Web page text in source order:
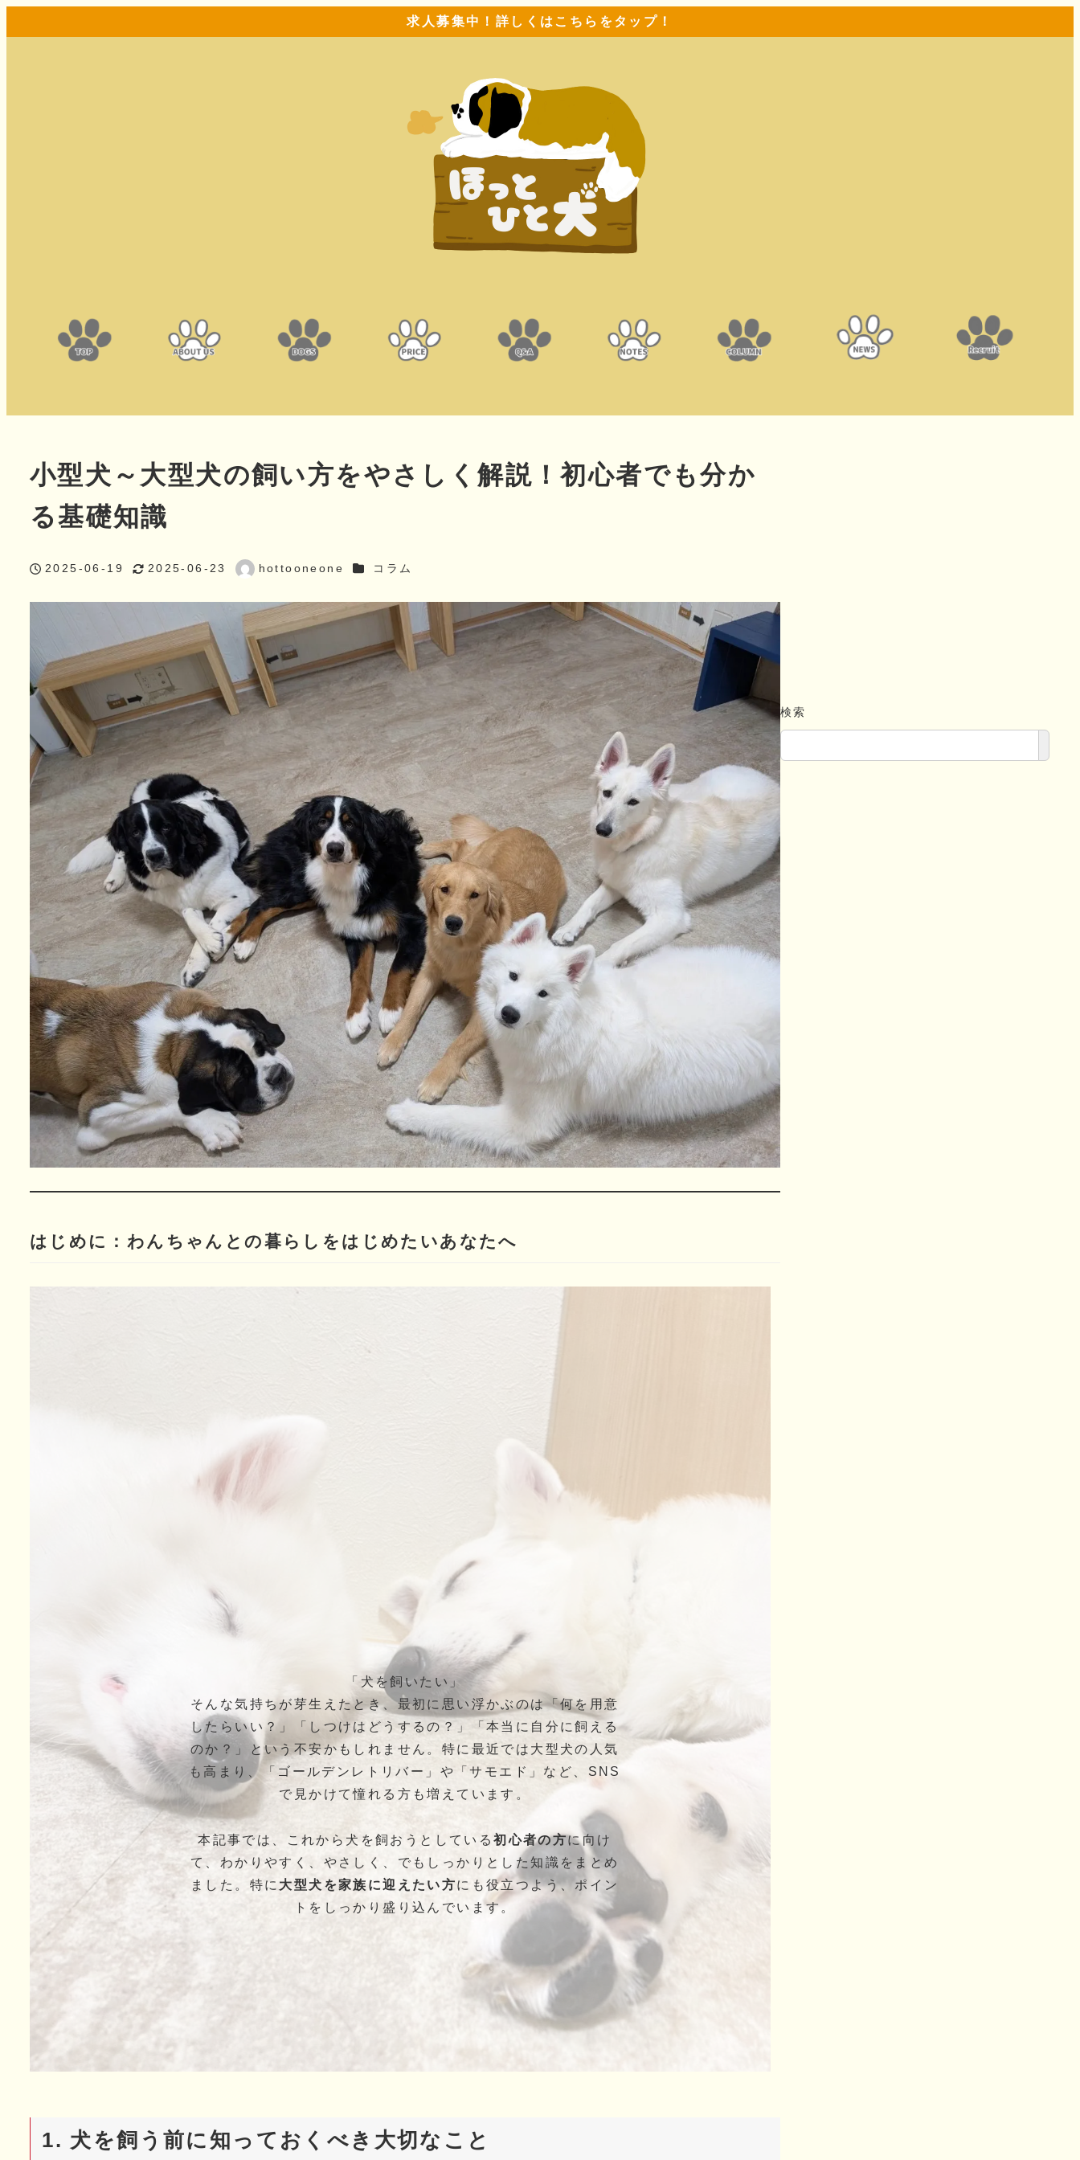
求人募集中！詳しくはこちらをタップ！
小型犬～大型犬の飼い方をやさしく解説！初心者でも分か
る基礎知識
投稿日
2025-06-19
更新日
2025-06-23
著
hottooneone カテゴリー
コラム
はじめに：わんちゃんとの暮らしをはじめたいあなたへ
「犬を飼いたい」
そんな気持ちが芽生えたとき、最初に思い浮かぶのは「何を用意
したらいい？」「しつけはどうするの？」「本当に自分に飼える
のか？」という不安かもしれません。特に最近では大型犬の人気
も高まり、「ゴールデンレトリバー」や「サモエド」など、SNS
で見かけて憧れる方も増えています。
本記事では、これから犬を飼おうとしている初心者の方に向け
て、わかりやすく、やさしく、でもしっかりとした知識をまとめ
ました。特に 大型犬を家族に迎えたい方にも役立つよう、ポイン
トをしっかり盛り込んでいます。
1. 犬を飼う前に知っておくべき大切なこと
検索